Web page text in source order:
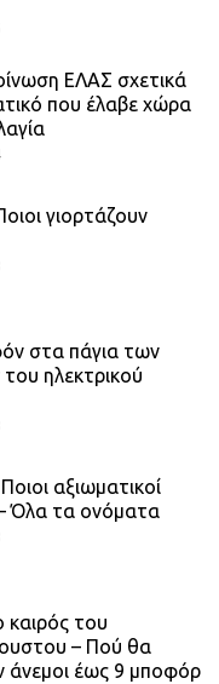
ΕΛΑΣ σχετικά
που έλαβε χώρα
γιορτάζουν
στα πάγια των
ηλεκτρικού
αξιωματικοί
Όλα τα ονόματα
καιρός του
– Πού θα
άνεμοι έως 9 μποφόρ